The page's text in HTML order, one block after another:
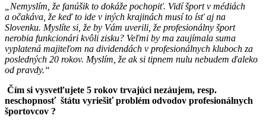
„Nemyslím, že fanúšik to dokáže pochopiť. Vidí šport v médiách
a očakáva, že keď to ide v iných krajinách musí to ísť aj na
Slovenku. Myslíte si, že by Vám uverili, že profesionálny šport
nerobia funkcionári kvôli zisku? Veľmi by ma zaujímala suma
vyplatená majiteľom na dividendách v profesionálnych kluboch za
posledných 20 rokov. Myslím, že ak si tipnem nulu nebudem ďaleko
od pravdy.“
Čím si vysvetľujete 5 rokov trvajúci nezáujem, resp.
neschopnosť štátu vyriešiť problém odvodov profesionálnych
športovcov ?